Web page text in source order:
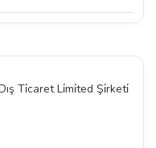
Ti̇caret Li̇mi̇ted Şi̇rketi̇